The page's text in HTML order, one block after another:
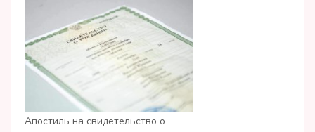
Апостиль на свидетельство о